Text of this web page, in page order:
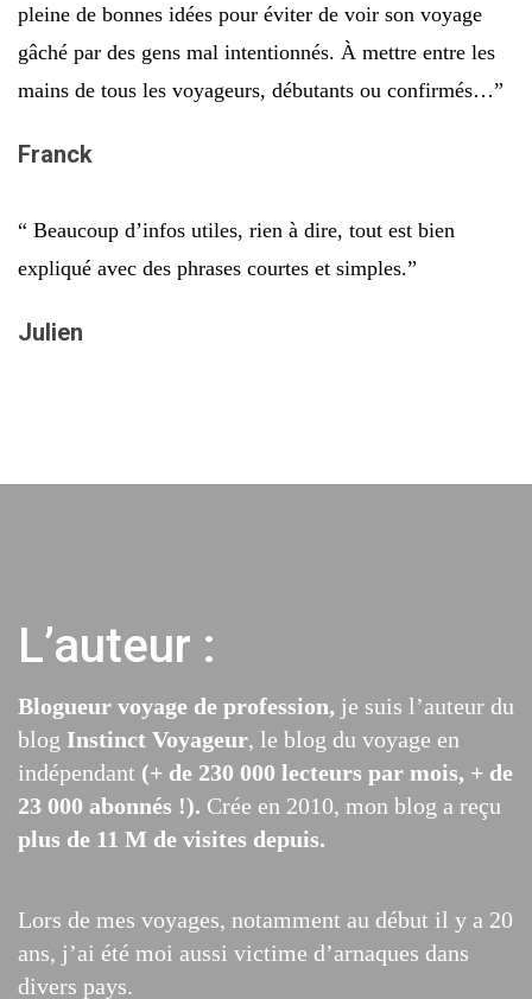
pleine de bonnes idées pour éviter de voir son voyage
gâché par des gens mal intentionnés. À mettre entre les
mains de tous les voyageurs, débutants ou confirmés…”
Franck
“ Beaucoup d’infos utiles, rien à dire, tout est bien
expliqué avec des phrases courtes et simples.”
Julien
L’auteur :
Blogueur voyage de profession, je suis l’auteur du
blog Instinct Voyageur, le blog du voyage en
indépendant (+ de 230 000 lecteurs par mois, + de
23 000 abonnés !). Crée en 2010, mon blog a reçu
plus de 11 M de visites depuis.
Lors de mes voyages, notamment au début il y a 20
ans, j’ai été moi aussi victime d’arnaques dans
divers pays.